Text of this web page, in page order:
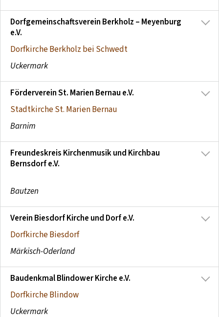
Dorfgemeinschaftsverein Berkholz – Meyenburg
e.V.
Dorfkirche Berkholz bei Schwedt
Uckermark
Förderverein St. Marien Bernau e.V.
Stadtkirche St. Marien Bernau
Barnim
Freundeskreis Kirchenmusik und Kirchbau
Bernsdorf e.V.
Bautzen
Verein Biesdorf Kirche und Dorf e.V.
Dorfkirche Biesdorf
Märkisch-Oderland
Baudenkmal Blindower Kirche e.V.
Dorfkirche Blindow
Uckermark